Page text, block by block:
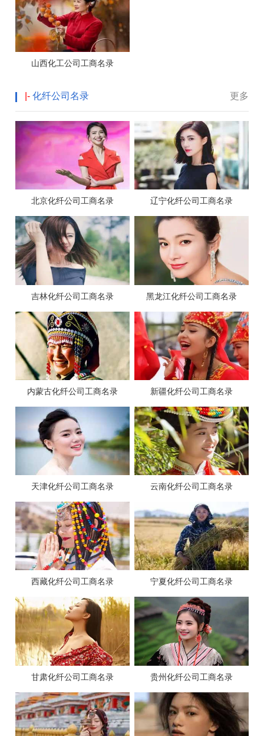
山西化工公司工商名录
更多
|- 化纤公司名录
北京化纤公司工商名录 辽宁化纤公司工商名录
吉林化纤公司工商名录 黑龙江化纤公司工商名录
内蒙古化纤公司工商名录 新疆化纤公司工商名录
天津化纤公司工商名录 云南化纤公司工商名录
西藏化纤公司工商名录 宁夏化纤公司工商名录
甘肃化纤公司工商名录 贵州化纤公司工商名录